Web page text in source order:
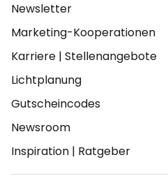
Newsletter
Marketing-Kooperationen
Karriere | Stellenangebote
Lichtplanung
Gutscheincodes
Newsroom
Inspiration | Ratgeber